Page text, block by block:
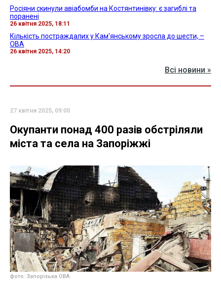
Росіяни скинули авіабомби на Костянтинівку: є загиблі та
поранені
26 квітня 2025, 18:11
Кількість постраждалих у Кам'янському зросла до шести, –
ОВА
26 квітня 2025, 14:20
Всі новини »
27 квітня 2025, 09:00
Окупанти понад 400 разів обстріляли
міста та села на Запоріжжі
фото: Запорізька ОВА